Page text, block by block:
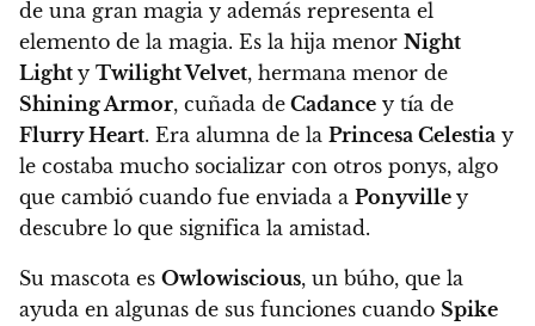
de una gran magia y además representa el
elemento de la magia. Es la hija menor Night
Light y Twilight Velvet, hermana menor de
Shining Armor, cuñada de Cadance y tía de
Flurry Heart. Era alumna de la Princesa Celestia y
le costaba mucho socializar con otros ponys, algo
que cambió cuando fue enviada a Ponyville y
descubre lo que significa la amistad.
Su mascota es Owlowiscious, un búho, que la
ayuda en algunas de sus funciones cuando Spike